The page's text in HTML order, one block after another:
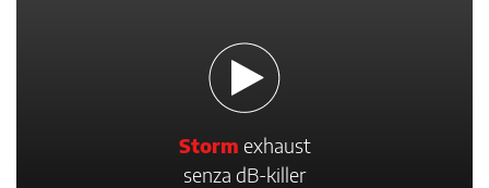
Storm exhaust
senza dB-killer